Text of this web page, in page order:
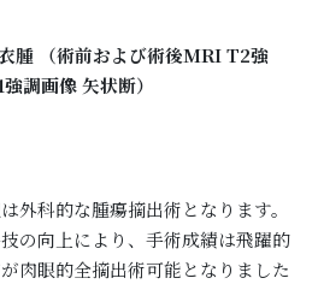
腫 （術前および術後MRI T2強
調画像 矢状断）
外科的な腫瘍摘出術となります。
の向上により、手術成績は飛躍的
肉眼的全摘出術可能となりました